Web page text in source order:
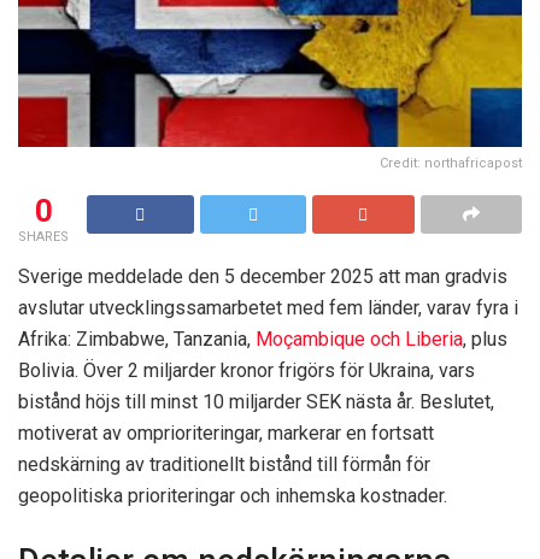
Credit: northafricapost
0
SHARES
Sverige meddelade den 5 december 2025 att man gradvis
avslutar utvecklingssamarbetet med fem länder, varav fyra i
Afrika: Zimbabwe, Tanzania, Moçambique och Liberia, plus
Bolivia. Över 2 miljarder kronor frigörs för Ukraina, vars
bistånd höjs till minst 10 miljarder SEK nästa år. Beslutet,
motiverat av omprioriteringar, markerar en fortsatt
nedskärning av traditionellt bistånd till förmån för
geopolitiska prioriteringar och inhemska kostnader.